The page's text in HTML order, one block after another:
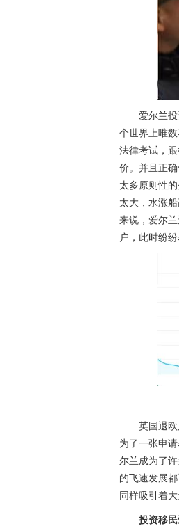
爱尔兰投资
个世界上唯
法律考试，
价。并且正
太多原则性
太大，水涨
来说，爱尔
户，此时纷
英国退欧后
为了一张申
尔兰成为了
的飞速发展
同样吸引着大
投资移民